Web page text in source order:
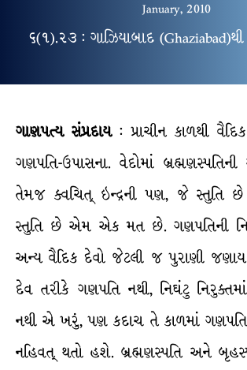
January, 2010
૬(૧).૨૩ : ગાઝિયાબાદ
ગાણપત્ય સંપ્રદાય: પ્રાચીન કાળથી
ગણપતિ-ઉપાસના. વેદોમાં
તેમજ ક્વચિત્ ઇન્દ્રની પણ, જે સ્તુતિ
સ્તુતિ છે એમ એક મત છે. ગણપતિની
અન્ય વૈદિક દેવો જેટલી જ પુરાણી જણાય
દેવ તરીકે ગણપતિ નથી, નિઘંટુ
નથી એ ખરું, પણ કદાચ તે કાળમાં ગણપતિ
નહિવત્ થતો હશે. બ્રહ્મણસ્પતિ અને